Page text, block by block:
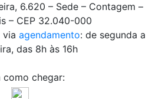
6.620 – Sede – Contagem –
– CEP 32.040-000
via agendamento: de segunda a
das 8h às 16h
como chegar: